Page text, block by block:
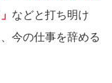
などと打ち明け
今の仕事を辞める